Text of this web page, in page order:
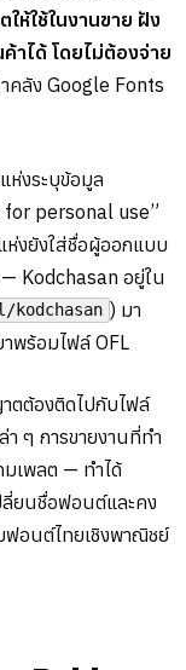
ห้ใช้ในงานขาย ฝัง
าได้ โดยไม่ต้องจ่าย
คลัง Google Fonts
ห่งระบุข้อมูล
for personal use”
ห่งยังใส่ชื่อผู้ออกแบบ
Kodchasan อยู่ใน
kodchasan ) มา
พร้อมไฟล์ OFL
ตต้องติดไปกับไฟล์
ๆ การขายงานที่ทำ
เพลต — ทำได้
ยนชื่อฟอนต์และคง
ฟอนต์ไทยเชิงพาณิชย์